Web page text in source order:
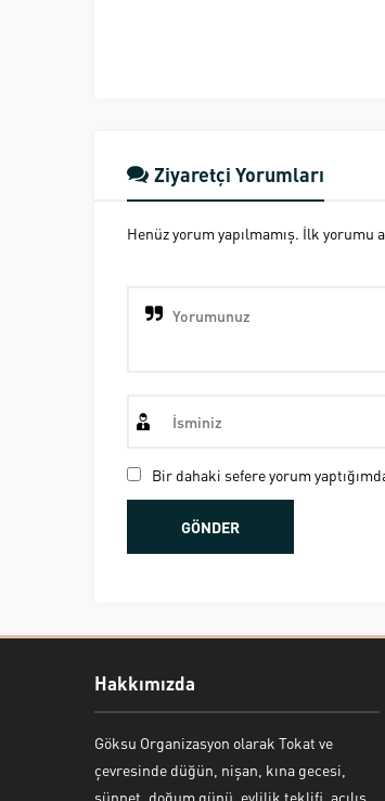
Ziyaretçi Yorumları
Henüz yorum yapılmamış. İlk yorumu
Bir dahaki sefere yorum
Hakkımızda
Göksu Organizasyon olarak Tokat ve
çevresinde düğün, nişan, kına gecesi,
sünnet, doğum günü, evlilik teklifi, açılış
Bekir Kiper